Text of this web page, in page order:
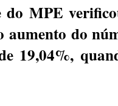
do MPE
aumento do
19,04%,